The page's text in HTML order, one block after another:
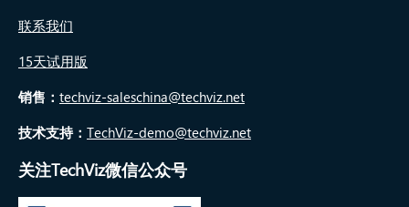
联系我们
15天试用版
销售： techviz-saleschina@techviz.net
技术支持： TechViz-demo@techviz.net
关注TechViz微信公众号